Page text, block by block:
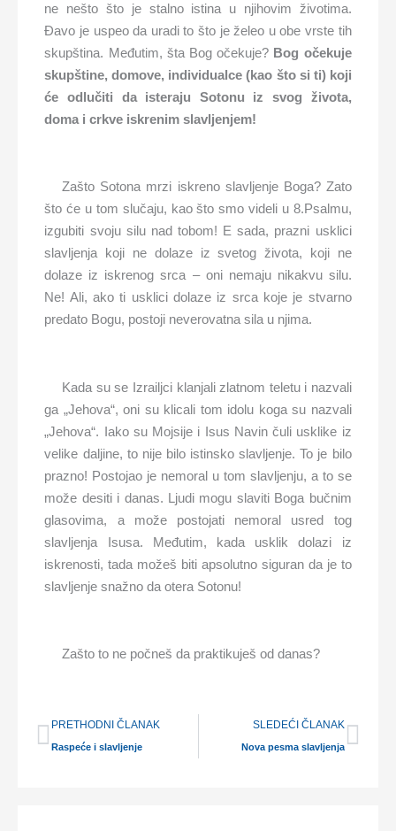
ne nešto što je stalno istina u njihovim životima.
Đavo je uspeo da uradi to što je želeo u obe vrste tih
skupština. Međutim, šta Bog očekuje? Bog očekuje
skupštine, domove, individualce (kao što si ti) koji
će odlučiti da isteraju Sotonu iz svog života,
doma i crkve iskrenim slavljenjem!
Zašto Sotona mrzi iskreno slavljenje Boga? Zato
što će u tom slučaju, kao što smo videli u 8.Psalmu,
izgubiti svoju silu nad tobom! E sada, prazni usklici
slavljenja koji ne dolaze iz svetog života, koji ne
dolaze iz iskrenog srca – oni nemaju nikakvu silu.
Ne! Ali, ako ti usklici dolaze iz srca koje je stvarno
predato Bogu, postoji neverovatna sila u njima.
Kada su se Izrailjci klanjali zlatnom teletu i nazvali
ga „Jehova“, oni su klicali tom idolu koga su nazvali
„Jehova“. Iako su Mojsije i Isus Navin čuli usklike iz
velike daljine, to nije bilo istinsko slavljenje. To je bilo
prazno! Postojao je nemoral u tom slavljenju, a to se
može desiti i danas. Ljudi mogu slaviti Boga bučnim
glasovima, a može postojati nemoral usred tog
slavljenja Isusa. Međutim, kada usklik dolazi iz
iskrenosti, tada možeš biti apsolutno siguran da je to
slavljenje snažno da otera Sotonu!
Zašto to ne počneš da praktikuješ od danas?
Prev
PRETHODNI ČLANAK
Raspeće i slavljenje
SLEDEĆI ČLANAK
Nova pesma slavljenja